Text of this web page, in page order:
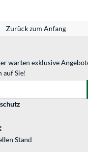
Zurück zum Anfang
warten exklusive
auf Sie!
Stand